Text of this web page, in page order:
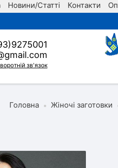
Новини/Статті Контакти
зв'язок
Головна • Жіночі заготовки